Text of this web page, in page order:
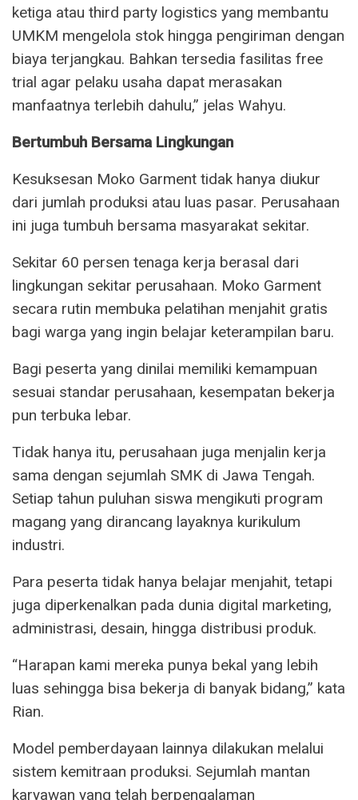
ketiga atau third party logistics yang membantu
UMKM mengelola stok hingga pengiriman dengan
biaya terjangkau. Bahkan tersedia fasilitas free
trial agar pelaku usaha dapat merasakan
manfaatnya terlebih dahulu,” jelas Wahyu.
Bertumbuh Bersama Lingkungan
Kesuksesan Moko Garment tidak hanya diukur
dari jumlah produksi atau luas pasar. Perusahaan
ini juga tumbuh bersama masyarakat sekitar.
Sekitar 60 persen tenaga kerja berasal dari
lingkungan sekitar perusahaan. Moko Garment
secara rutin membuka pelatihan menjahit gratis
bagi warga yang ingin belajar keterampilan baru.
Bagi peserta yang dinilai memiliki kemampuan
sesuai standar perusahaan, kesempatan bekerja
pun terbuka lebar.
Tidak hanya itu, perusahaan juga menjalin kerja
sama dengan sejumlah SMK di Jawa Tengah.
Setiap tahun puluhan siswa mengikuti program
magang yang dirancang layaknya kurikulum
industri.
Para peserta tidak hanya belajar menjahit, tetapi
juga diperkenalkan pada dunia digital marketing,
administrasi, desain, hingga distribusi produk.
“Harapan kami mereka punya bekal yang lebih
luas sehingga bisa bekerja di banyak bidang,” kata
Rian.
Model pemberdayaan lainnya dilakukan melalui
sistem kemitraan produksi. Sejumlah mantan
karyawan yang telah berpengalaman